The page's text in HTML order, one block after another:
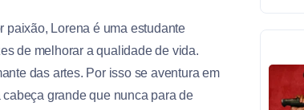
paixão, Lorena é uma estudante
de melhorar a qualidade de vida.
das artes. Por isso se aventura em
grande que nunca para de